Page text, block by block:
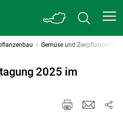
Gemüse und
2025 im